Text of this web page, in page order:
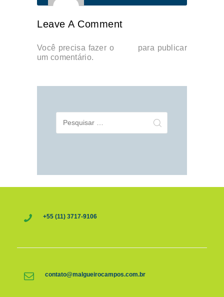
Leave A Comment
Você precisa fazer o
para publicar
um comentário.
por:
+55 (11) 3717-9106
contato@malgueirocampos.com.br